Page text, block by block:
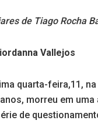
de Tiago Rocha
Vallejos
quarta-feira,11,
morreu em
de